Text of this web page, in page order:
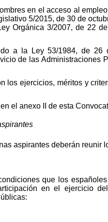
en el acceso al
5/2015, de 30 de
Orgánica 3/2007, de 22
a la Ley 53/1984, de 26
de las Administraciones
ejercicios, méritos y
el anexo II de esta
aspirantes deberán reunir
que los
en el ejercicio